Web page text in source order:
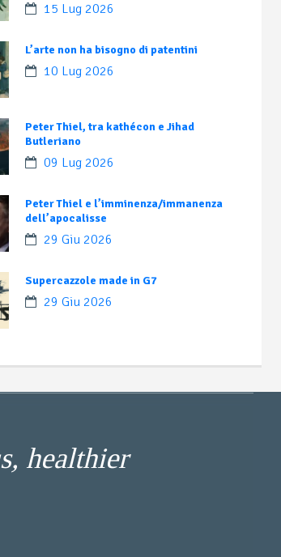
15 Lug 2026
L’arte non ha bisogno di patentini
10 Lug 2026
Peter Thiel, tra kathécon e Jihad
Butleriano
09 Lug 2026
Peter Thiel e l’imminenza/immanenza
dell’apocalisse
29 Giu 2026
Supercazzole made in G7
29 Giu 2026
healthier